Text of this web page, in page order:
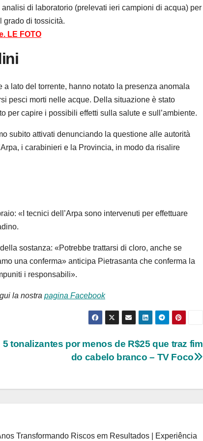
di laboratorio (prelevati ieri campioni di acqua) per
grado di tossicità.
LE FOTO
lato del torrente, hanno notato la presenza anomala
pesci morti nelle acque. Della situazione è stato
per capire i possibili effetti sulla salute e sull’ambiente.
subito attivati denunciando la questione alle autorità
i carabinieri e la Provincia, in modo da risalire
«I tecnici dell’Arpa sono intervenuti per effettuare
sostanza: «Potrebbe trattarsi di cloro, anche se
una conferma» anticipa Pietrasanta che conferma la
i responsabili».
la nostra pagina Facebook
5 tonalizantes por menos de R$25 que traz fim
do cabelo branco – TV Foco
Transformando Riscos em Resultados | Experiência